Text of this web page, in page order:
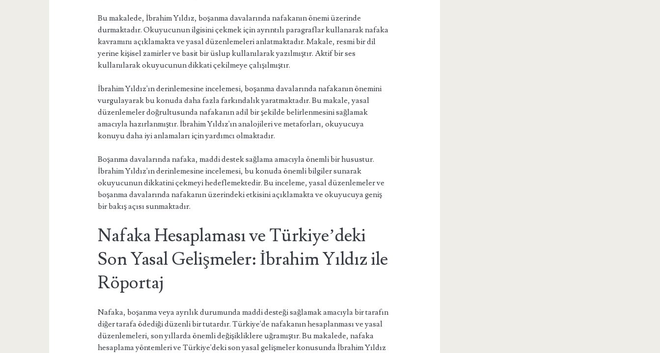
Bu makalede, İbrahim Yıldız, boşanma davalarında nafakanın önemi üzerinde
durmaktadır. Okuyucunun ilgisini çekmek için ayrıntılı paragraflar kullanarak nafaka
kavramını açıklamakta ve yasal düzenlemeleri anlatmaktadır. Makale, resmi bir dil
yerine kişisel zamirler ve basit bir üslup kullanılarak yazılmıştır. Aktif bir ses
kullanılarak okuyucunun dikkati çekilmeye çalışılmıştır.
İbrahim Yıldız'ın derinlemesine incelemesi, boşanma davalarında nafakanın önemini
vurgulayarak bu konuda daha fazla farkındalık yaratmaktadır. Bu makale, yasal
düzenlemeler doğrultusunda nafakanın adil bir şekilde belirlenmesini sağlamak
amacıyla hazırlanmıştır. İbrahim Yıldız'ın analojileri ve metaforları, okuyucuya
konuyu daha iyi anlamaları için yardımcı olmaktadır.
Boşanma davalarında nafaka, maddi destek sağlama amacıyla önemli bir husustur.
İbrahim Yıldız'ın derinlemesine incelemesi, bu konuda önemli bilgiler sunarak
okuyucunun dikkatini çekmeyi hedeflemektedir. Bu inceleme, yasal düzenlemeler ve
boşanma davalarında nafakanın üzerindeki etkisini açıklamakta ve okuyucuya geniş
bir bakış açısı sunmaktadır.
Nafaka Hesaplaması ve Türkiye’deki
Son Yasal Gelişmeler: İbrahim Yıldız ile
Röportaj
Nafaka, boşanma veya ayrılık durumunda maddi desteği sağlamak amacıyla bir tarafın
diğer tarafa ödediği düzenli bir tutardır. Türkiye'de nafakanın hesaplanması ve yasal
düzenlemeleri, son yıllarda önemli değişikliklere uğramıştır. Bu makalede, nafaka
hesaplama yöntemleri ve Türkiye'deki son yasal gelişmeler konusunda İbrahim Yıldız